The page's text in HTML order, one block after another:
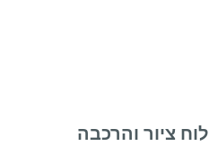
לוח ציור והרכבה